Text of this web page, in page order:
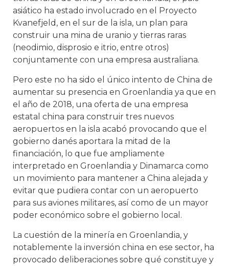
asiático ha estado involucrado en el Proyecto
Kvanefjeld, en el sur de la isla, un plan para
construir una mina de uranio y tierras raras
(neodimio, disprosio e itrio, entre otros)
conjuntamente con una empresa australiana.
Pero este no ha sido el único intento de China de
aumentar su presencia en Groenlandia ya que en
el año de 2018, una oferta de una empresa
estatal china para construir tres nuevos
aeropuertos en la isla acabó provocando que el
gobierno danés aportara la mitad de la
financiación, lo que fue ampliamente
interpretado en Groenlandia y Dinamarca como
un movimiento para mantener a China alejada y
evitar que pudiera contar con un aeropuerto
para sus aviones militares, así como de un mayor
poder económico sobre el gobierno local.
La cuestión de la minería en Groenlandia, y
notablemente la inversión china en ese sector, ha
provocado deliberaciones sobre qué constituye y